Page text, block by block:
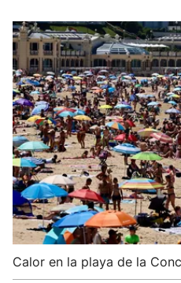
Calor en la playa de la